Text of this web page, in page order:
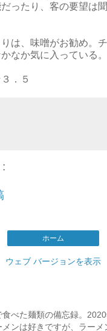
ったり、客の要望は
は、味噌がお勧め。
なか気に入っている。
．５
ホーム
ウェブ バージョンを表示
食べた麺類の備忘録。
メンは好きですが、ラー